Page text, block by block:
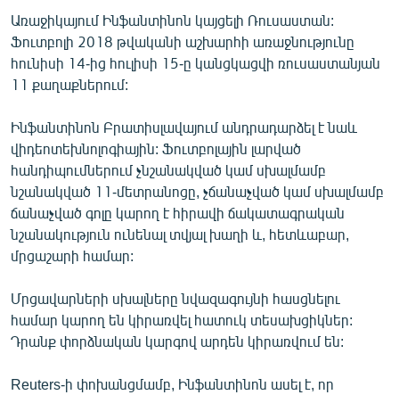
«Ազատության» բոլոր կայքերը
Առաջիկայում Ինֆանտինոն կայցելի Ռուսաստան:
Ֆուտբոլի 2018 թվականի աշխարհի առաջնությունը
հունիսի 14-ից հուլիսի 15-ը կանցկացվի ռուսաստանյան
11 քաղաքներում:
Ինֆանտինոն Բրատիսլավայում անդրադարձել է նաև
վիդեոտեխնոլոգիային: Ֆուտբոլային լարված
հանդիպումներում չնշանակված կամ սխալմամբ
նշանակված 11-մետրանոցը, չճանաչված կամ սխալմամբ
ճանաչված գոլը կարող է հիրավի ճակատագրական
նշանակություն ունենալ տվյալ խաղի և, հետևաբար,
մրցաշարի համար:
Մրցավարների սխալները նվազագույնի հասցնելու
համար կարող են կիրառվել հատուկ տեսախցիկներ:
Դրանք փորձնական կարգով արդեն կիրառվում են:
Reuters-ի փոխանցմամբ, Ինֆանտինոն ասել է, որ